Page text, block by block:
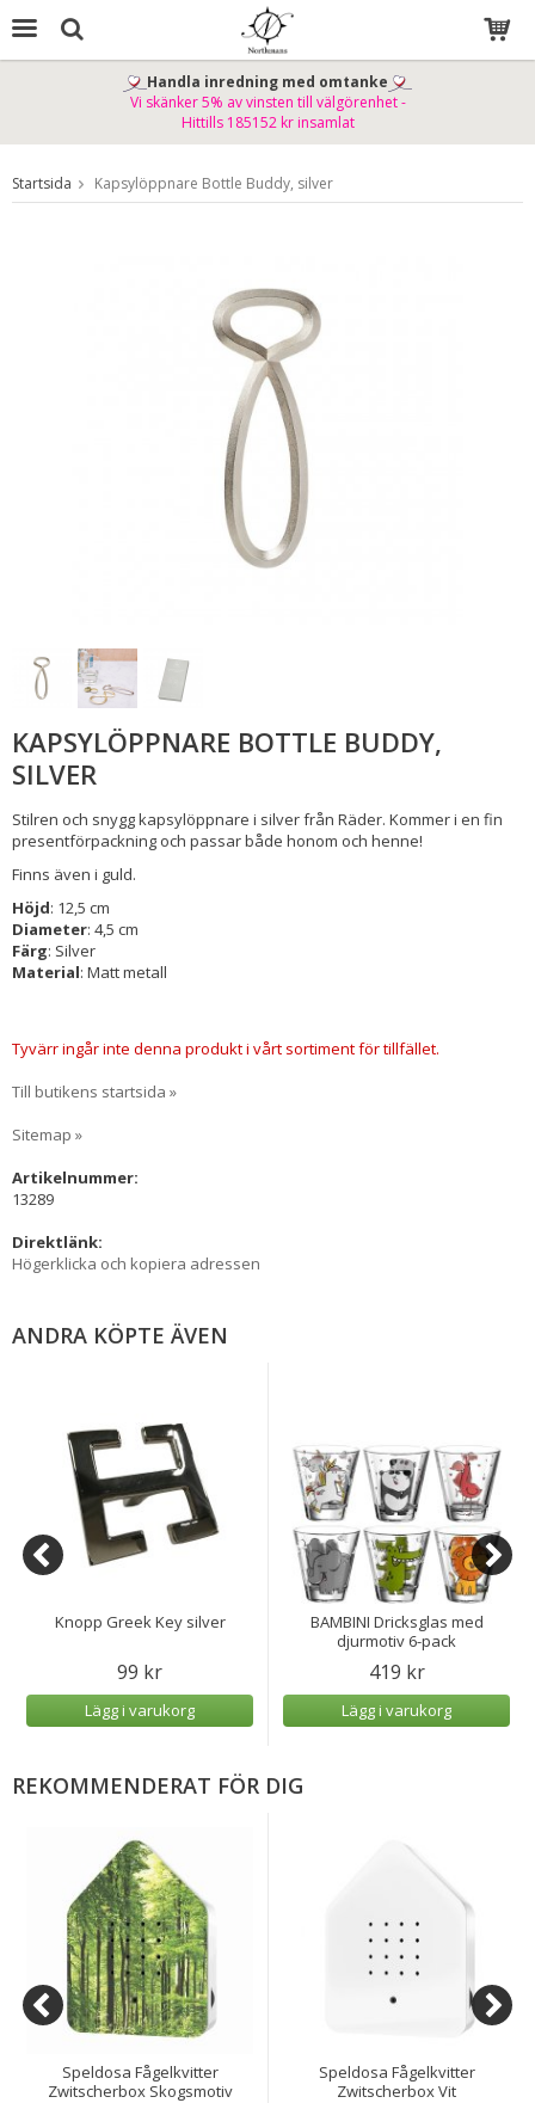
Produkten har blivit tillagd i varukorgen
Handla inredning med omtanke
Vi skänker 5% av vinsten till välgörenhet -
Hittills 185152 kr insamlat
Startsida Kapsylöppnare Bottle Buddy, silver
KAPSYLÖPPNARE BOTTLE BUDDY,
SILVER
Stilren och snygg kapsylöppnare i silver från Räder. Kommer i en fin
presentförpackning och passar både honom och henne!
Finns även i guld.
Höjd: 12,5 cm
Diameter: 4,5 cm
Färg: Silver
Material: Matt metall
Tyvärr ingår inte denna produkt i vårt sortiment för tillfället.
Till butikens startsida »
Sitemap »
Artikelnummer:
13289
Direktlänk:
Högerklicka och kopiera adressen
ANDRA KÖPTE ÄVEN
Knopp Greek Key silver
99 kr
Lägg i varukorg
BAMBINI Dricksglas med
djurmotiv 6-pack
419 kr
Lägg i varukorg
REKOMMENDERAT FÖR DIG
Speldosa Fågelkvitter
Zwitscherbox Skogsmotiv
Speldosa Fågelkvitter
Zwitscherbox Vit